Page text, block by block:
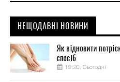
НЕЩОДАВНІ НОВИНИ
Як відновити
спосіб
19:20, Сьогодні